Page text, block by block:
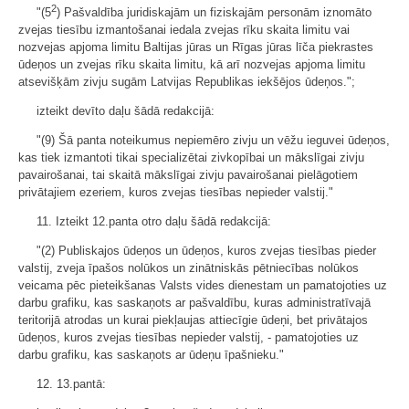
"(52) Pašvaldība juridiskajām un fiziskajām personām iznomāto
zvejas tiesību izmantošanai iedala zvejas rīku skaita limitu vai
nozvejas apjoma limitu Baltijas jūras un Rīgas jūras līča piekrastes
ūdeņos un zvejas rīku skaita limitu, kā arī nozvejas apjoma limitu
atsevišķām zivju sugām Latvijas Republikas iekšējos ūdeņos.";
izteikt devīto daļu šādā redakcijā:
"(9) Šā panta noteikumus nepiemēro zivju un vēžu ieguvei ūdeņos,
kas tiek izmantoti tikai specializētai zivkopībai un mākslīgai zivju
pavairošanai, tai skaitā mākslīgai zivju pavairošanai pielāgotiem
privātajiem ezeriem, kuros zvejas tiesības nepieder valstij."
11. Izteikt 12.panta otro daļu šādā redakcijā:
"(2) Publiskajos ūdeņos un ūdeņos, kuros zvejas tiesības pieder
valstij, zveja īpašos nolūkos un zinātniskās pētniecības nolūkos
veicama pēc pieteikšanas Valsts vides dienestam un pamatojoties uz
darbu grafiku, kas saskaņots ar pašvaldību, kuras administratīvajā
teritorijā atrodas un kurai piekļaujas attiecīgie ūdeņi, bet privātajos
ūdeņos, kuros zvejas tiesības nepieder valstij, - pamatojoties uz
darbu grafiku, kas saskaņots ar ūdeņu īpašnieku."
12. 13.pantā: